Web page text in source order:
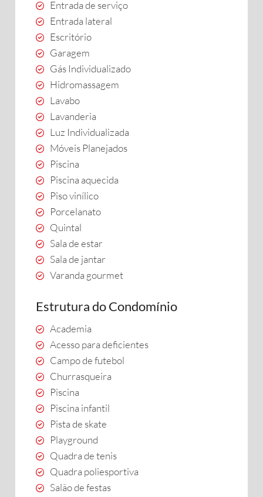
Entrada de serviço
Entrada lateral
Escritório
Garagem
Gás Individualizado
Hidromassagem
Lavabo
Lavanderia
Luz Individualizada
Móveis Planejados
Piscina
Piscina aquecida
Piso vinílico
Porcelanato
Quintal
Sala de estar
Sala de jantar
Varanda gourmet
Estrutura do Condomínio
Academia
Acesso para deficientes
Campo de futebol
Churrasqueira
Piscina
Piscina infantil
Pista de skate
Playground
Quadra de tenis
Quadra poliesportiva
Salão de festas